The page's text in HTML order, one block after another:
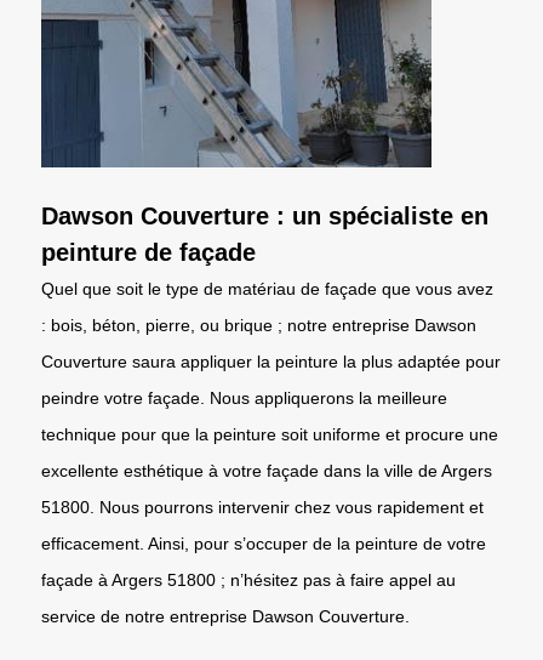
Dawson Couverture : un spécialiste en
peinture de façade
Quel que soit le type de matériau de façade que vous avez
: bois, béton, pierre, ou brique ; notre entreprise Dawson
Couverture saura appliquer la peinture la plus adaptée pour
peindre votre façade. Nous appliquerons la meilleure
technique pour que la peinture soit uniforme et procure une
excellente esthétique à votre façade dans la ville de Argers
51800. Nous pourrons intervenir chez vous rapidement et
efficacement. Ainsi, pour s’occuper de la peinture de votre
façade à Argers 51800 ; n’hésitez pas à faire appel au
service de notre entreprise Dawson Couverture.